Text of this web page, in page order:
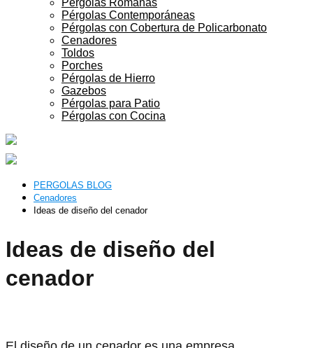
Pérgolas Romanas
Pérgolas Contemporáneas
Pérgolas con Cobertura de Policarbonato
Cenadores
Toldos
Porches
Pérgolas de Hierro
Gazebos
Pérgolas para Patio
Pérgolas con Cocina
PERGOLAS BLOG
Cenadores
Ideas de diseño del cenador
Ideas de diseño del
cenador